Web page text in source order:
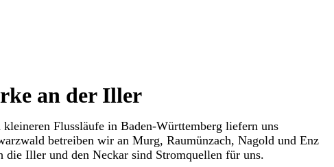
an der Iller
Flussläufe in Baden-Württemberg liefern uns
betreiben wir an Murg, Raumünzach, Nagold und Enz
die Iller und den Neckar sind Stromquellen für uns.